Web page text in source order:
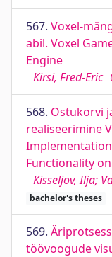
567. Voxel-
abil. Voxel
Engine
Kirsi, Fred-Eric
568. Ostukorvi
realiseerimine
Functionality
Kisseljov, Ilja;
bachelor's theses
569.
töövoogude